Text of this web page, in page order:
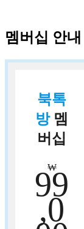
멤버십 안내
북톡
방멤
버십
₩
99
,0